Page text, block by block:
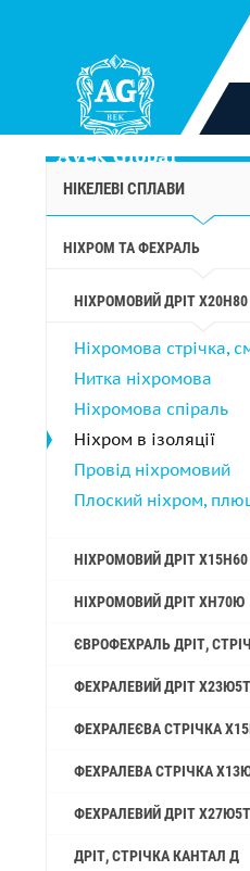
НІКЕЛЕВІ СПЛАВИ
НІХРОМ ТА ФЕХРАЛЬ
НІХРОМОВИЙ ДРІТ Х20Н80
Ніхромова стрічка,
Нитка ніхромова
Ніхромова спіраль
Ніхром в ізоляції
Провід ніхромовий
Плоский ніхром,
НІХРОМОВИЙ ДРІТ Х15Н60
НІХРОМОВИЙ ДРІТ ХН70Ю
ЄВРОФЕХРАЛЬ ДРІТ,
ФЕХРАЛЕВИЙ ДРІТ Х23Ю5Т
ФЕХРАЛЕЄВА СТРІЧКА
ФЕХРАЛЕВА СТРІЧКА
ФЕХРАЛЕВИЙ ДРІТ Х27Ю5Т
ДРІТ, СТРІЧКА КАНТАЛ Д